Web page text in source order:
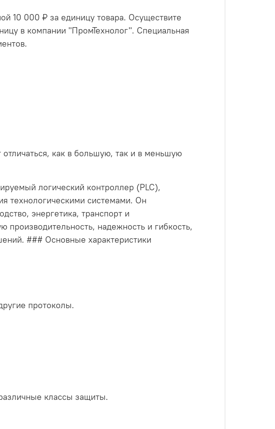
10 000 ₽ за единицу товара. Осуществите
в компании "ПромТехнолог". Специальная
как в большую, так и в меньшую
логический контроллер (PLC),
технологическими системами. Он
энергетика, транспорт и
производительность, надежность и гибкость,
### Основные характеристики
протоколы.
классы защиты.